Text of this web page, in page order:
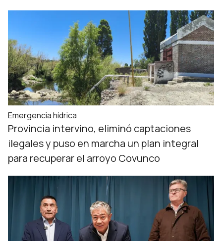
Emergencia hídrica
Provincia intervino, eliminó captaciones
ilegales y puso en marcha un plan integral
para recuperar el arroyo Covunco